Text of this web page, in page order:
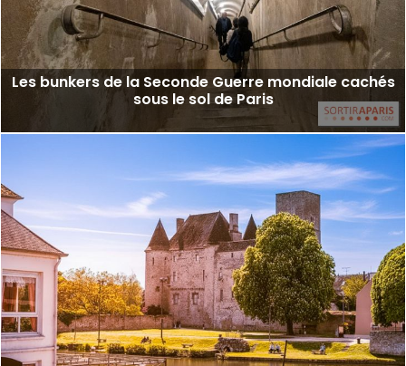
Les bunkers de la Seconde Guerre mondiale cachés
sous le sol de Paris